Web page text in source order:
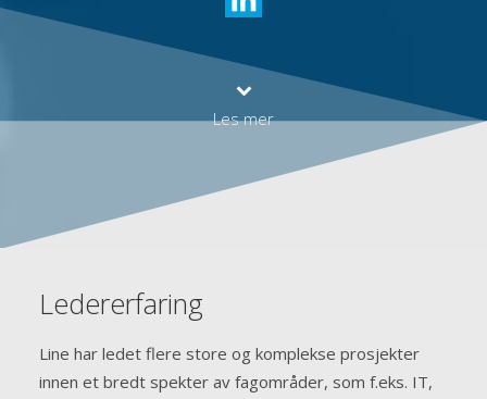
Les mer
Ledererfaring
Line har ledet flere store og komplekse prosjekter
innen et bredt spekter av fagområder, som f.eks. IT,